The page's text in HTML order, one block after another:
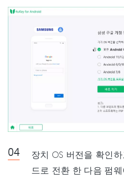
장치 OS 버전을 확인
드로 전환 한 다음 펌